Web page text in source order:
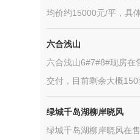
均价约15000元/平，具
六合浅山
六合浅山6#7#8#现房在
交付，目前剩余大概150
绿城千岛湖柳岸晓风
绿城千岛湖柳岸晓风在